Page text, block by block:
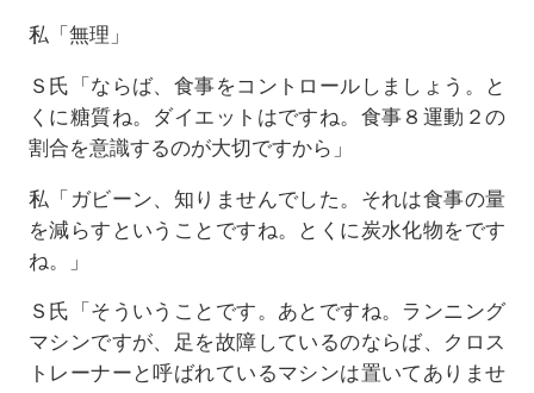
私「無理」
Ｓ氏「ならば、食事をコントロールしましょう。と
くに糖質ね。ダイエットはですね。食事８運動２の
割合を意識するのが大切ですから」
私「ガビーン、知りませんでした。それは食事の量
を減らすということですね。とくに炭水化物をです
ね。」
Ｓ氏「そういうことです。あとですね。ランニング
マシンですが、足を故障しているのならば、クロス
トレーナーと呼ばれているマシンは置いてありませ